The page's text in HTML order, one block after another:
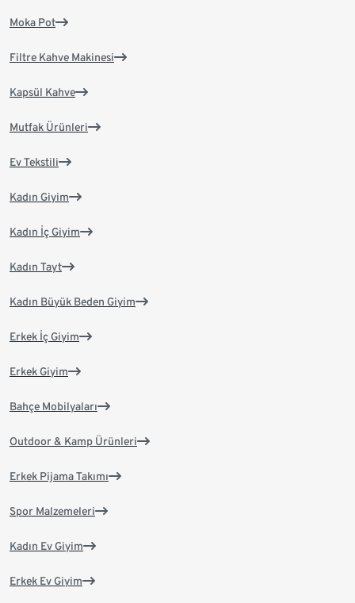
Moka Pot
Filtre Kahve Makinesi
Kapsül Kahve
Mutfak Ürünleri
Ev Tekstili
Kadın Giyim
Kadın İç Giyim
Kadın Tayt
Kadın Büyük Beden Giyim
Erkek İç Giyim
Erkek Giyim
Bahçe Mobilyaları
Outdoor & Kamp Ürünleri
Erkek Pijama Takımı
Spor Malzemeleri
Kadın Ev Giyim
Erkek Ev Giyim